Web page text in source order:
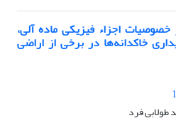
خصوصیات اجزاء فیزیکی ماده آلی،
خاکدانه‌ها در برخی از اراضی
فرد